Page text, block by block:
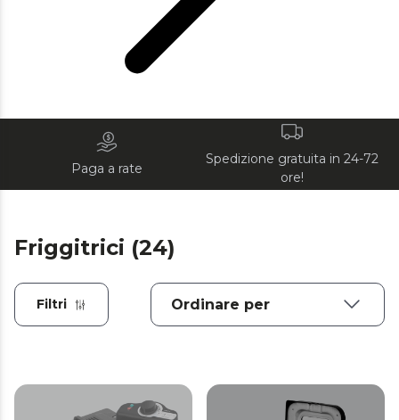
Paga a rate
Spedizione gratuita in 24-72
ore!
Friggitrici (24)
Filtri